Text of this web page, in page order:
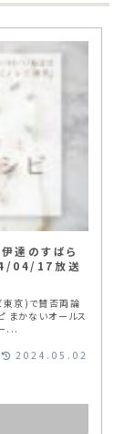
達のすばら
04/17放送
東京)で賛否両論
まかないオールス
...
2024.05.02